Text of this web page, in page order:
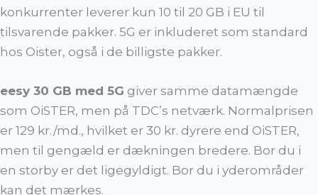
konkurrenter leverer kun 10 til 20 GB i EU til
tilsvarende pakker. 5G er inkluderet som standard
hos Oister, også i de billigste pakker.
eesy 30 GB med 5G giver samme datamængde
som OiSTER, men på TDC’s netværk. Normalprisen
er 129 kr./md., hvilket er 30 kr. dyrere end OiSTER,
men til gengæld er dækningen bredere. Bor du i
en storby er det ligegyldigt. Bor du i yderområder
kan det mærkes.